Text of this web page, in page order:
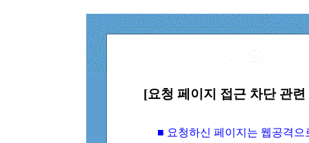
[요청 페이지 접근 차단 관
■ 요청하신 페이지는 웹공격